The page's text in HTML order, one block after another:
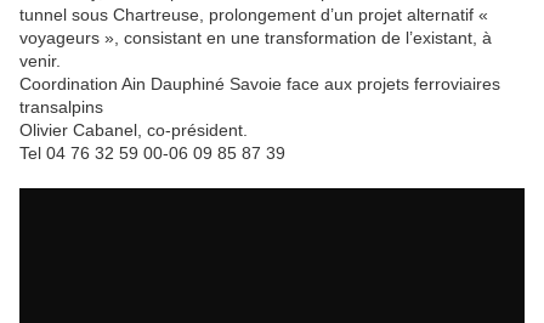
tunnel sous Chartreuse, prolongement d’un projet alternatif «
voyageurs », consistant en une transformation de l’existant, à
venir.
Coordination Ain Dauphiné Savoie face aux projets ferroviaires
transalpins
Olivier Cabanel, co-président.
Tel 04 76 32 59 00-06 09 85 87 39